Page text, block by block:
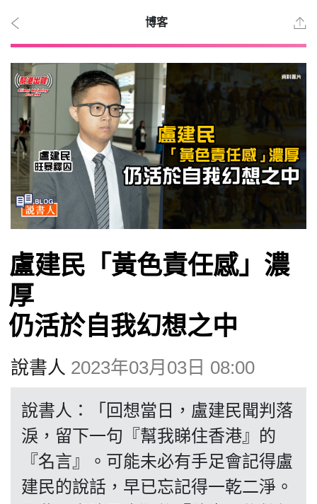
2026
年 8
月 7
日
時事
觀點
博客
投票
視頻
昔日
博客
盧建民「黃色責任感」濃
厚
仍活於自我幻想之中
說書人 2023年03月03日 08:00
說書人：「回想當日，盧建民聞判落
淚，留下一句『幫我睇住香港』的
『名言』。可能未必有手足會記得盧
建民的說話，早已忘記得一乾二淨。